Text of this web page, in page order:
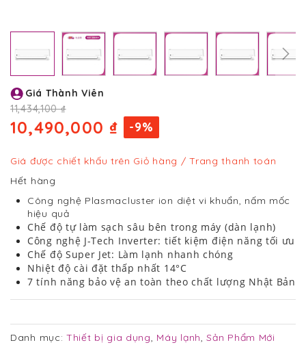
đến
phần
đầu
của
viện
ảnh
Giá Thành Viên
11,434,100 ₫
10,490,000 ₫ -9%
Giá được chiết khấu trên Giỏ hàng / Trang thanh toán
Hết hàng
Công nghệ Plasmacluster ion diệt vi khuẩn, nấm mốc
hiệu quả
Chế độ tự làm sạch sâu bên trong máy (dàn lạnh)
Công nghệ J-Tech Inverter: tiết kiệm điện năng tối ưu
Chế độ Super Jet: Làm lạnh nhanh chóng
Nhiệt độ cài đặt thấp nhất 14°C
7 tính năng bảo vệ an toàn theo chất lượng Nhật Bản
Danh mục: Thiết bị gia dụng, Máy lạnh,Sản Phẩm Mới